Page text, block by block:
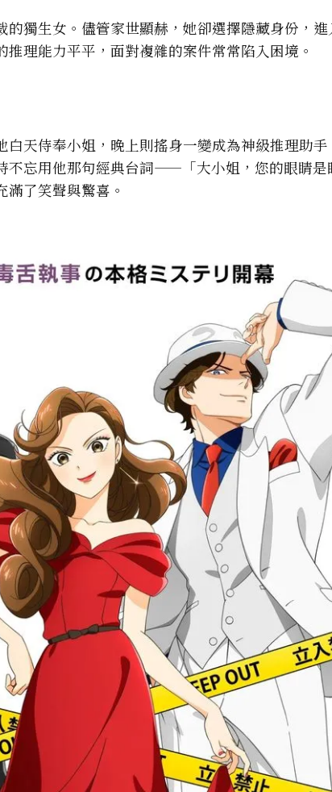
獨生女。儘管家世顯赫，她卻選擇隱藏身份，
理能力平平，面對複雜的案件常常陷入困境。
天侍奉小姐，晚上則搖身一變成為神級推理助
不忘用他那句經典台詞——「大小姐，您的眼睛是
了笑聲與驚喜。